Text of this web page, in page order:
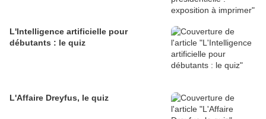
L'Intelligence artificielle pour
débutants : le quiz
L'Affaire Dreyfus, le quiz